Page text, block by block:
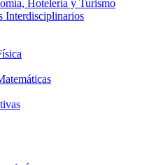
Hotelería y Turismo
Interdisciplinarios